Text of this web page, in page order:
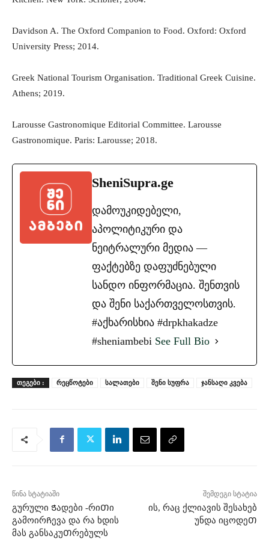
Davidson A. The Oxford Companion to Food. Oxford: Oxford
University Press; 2014.
Greek National Tourism Organisation. Traditional Greek Cuisine.
Athens; 2019.
Larousse Gastronomique Editorial Committee. Larousse
Gastronomique. Paris: Larousse; 2018.
SheniSupra.ge
დამოუკიდებელი,
აპოლიტიკური და
ნეიტრალური მედია —
ფაქტებზე დაფუძნებული
სანდო ინფორმაცია. შენთვის
და შენი საქართველოსთვის.
#აქხარისხია #drpkhakadze
#sheniambebi See Full Bio
ᲗᲔᲒᲔᲑᲘ : რეცწოტები სალათები შენი სუფრა ჯანსაღი კვება
წინა სტატიაში
გურული Ჭადები -რიᲗი
გამოირᲩევა და რა ხდის
მას განსაკუᲗრებულს
შემდეგი სტატია
ის, რაც ქლიავის შესახებ
უნდა იცოდეᲗ